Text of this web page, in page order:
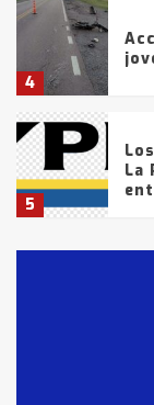
4
5
La